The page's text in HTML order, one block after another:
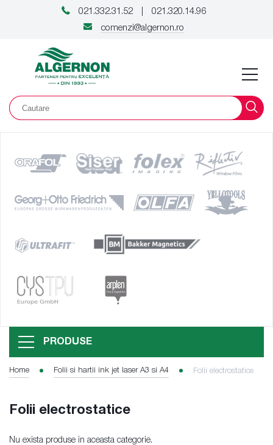
021.332.31.52
021.320.14.96
comenzi@algernon.ro
PRODUSE
Home Folii si hartii ink jet laser A3 si A4 Folii electrostatice
Folii electrostatice
Nu exista produse in aceasta categorie.